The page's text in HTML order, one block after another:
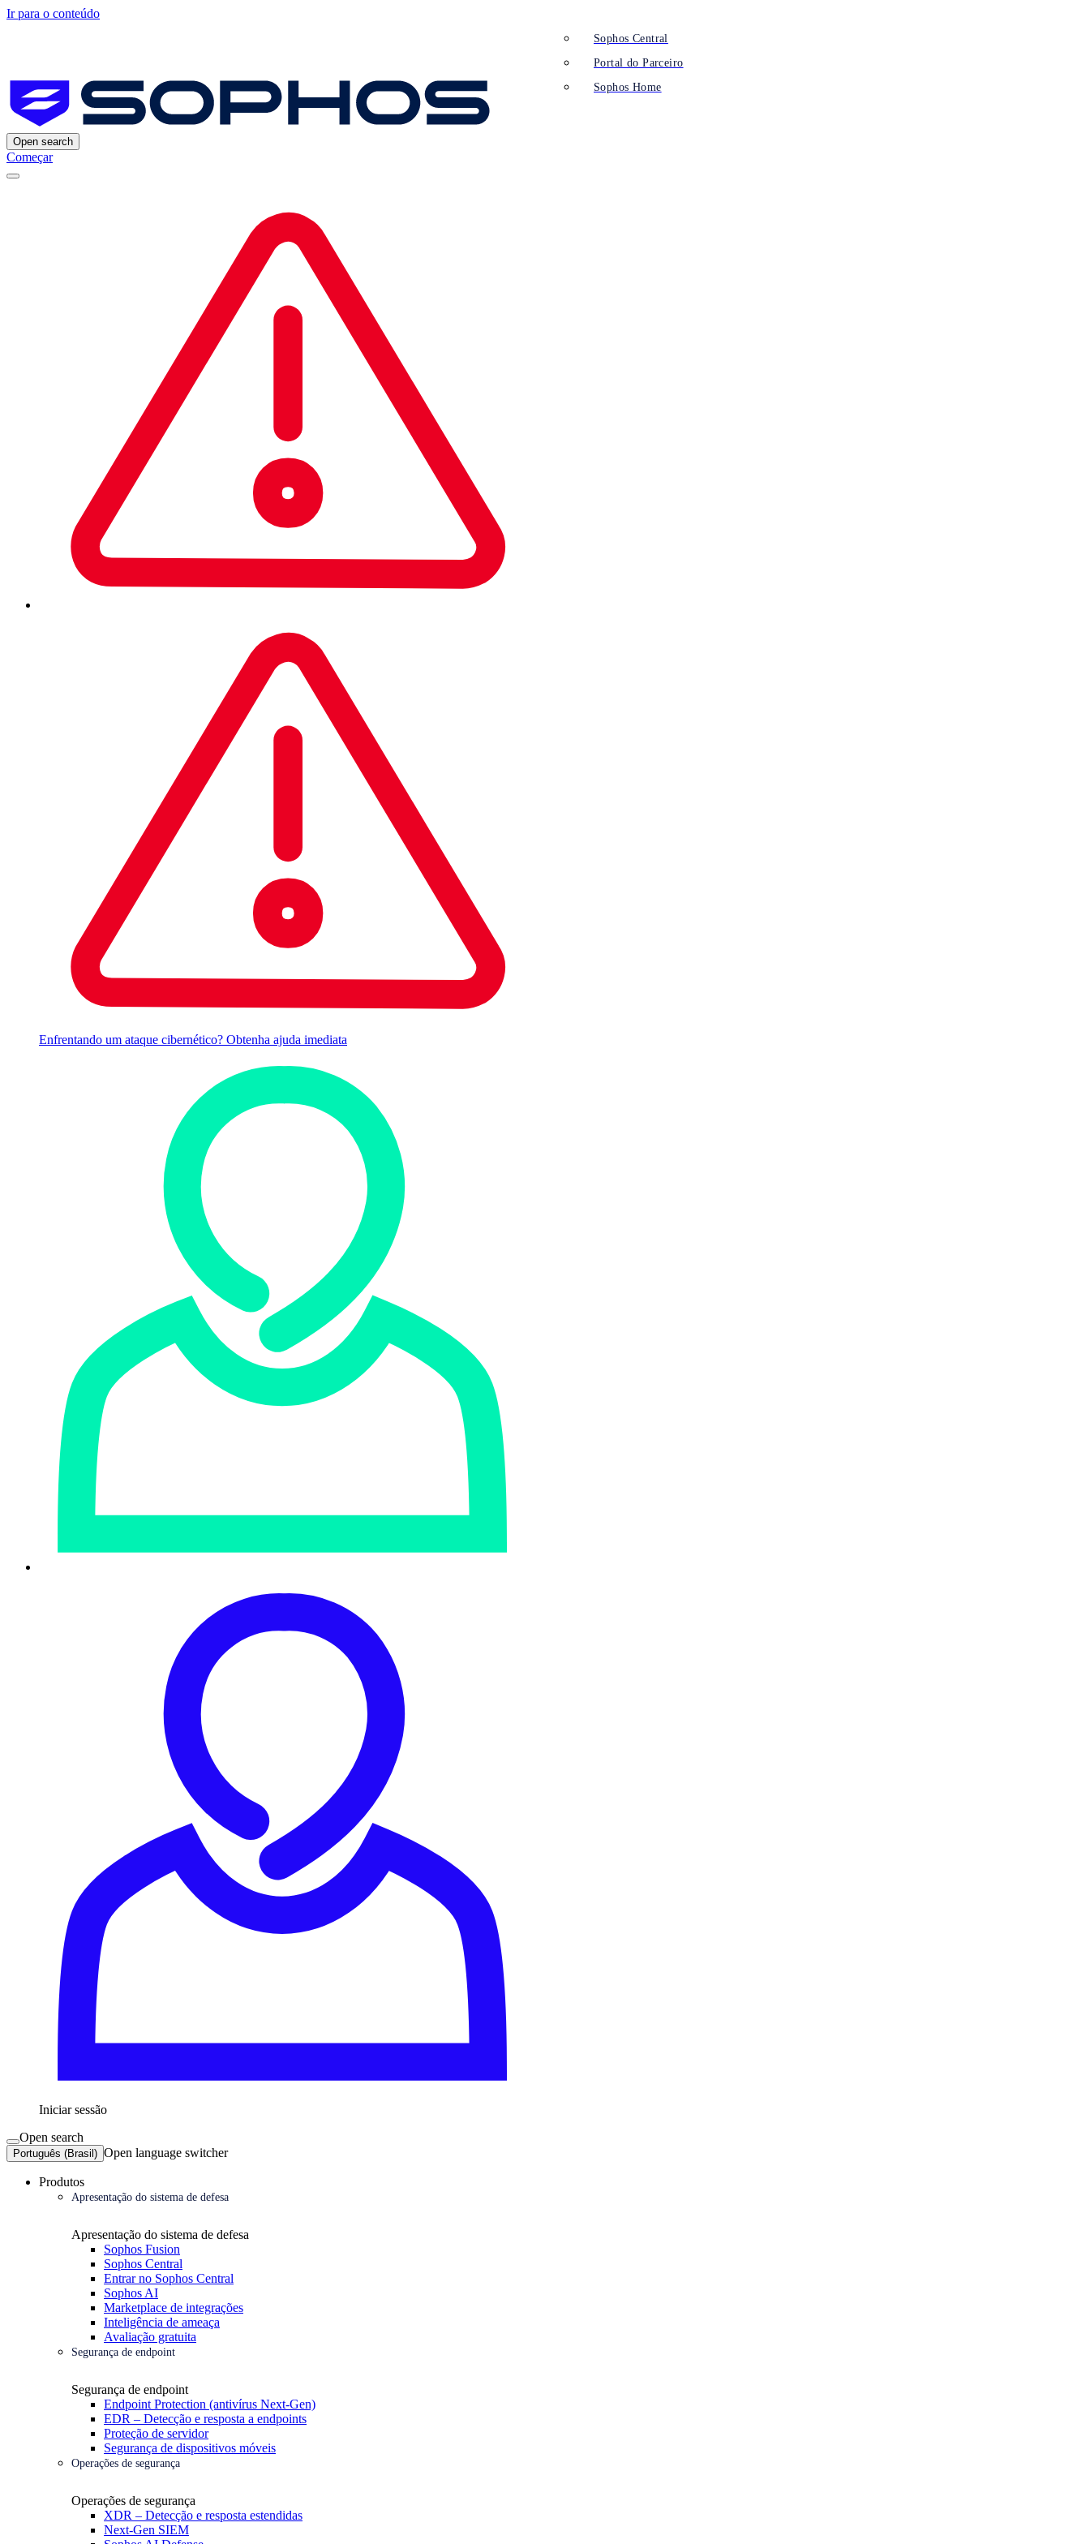
Ir para o conteúdo
Open search
Começar
Enfrentando um ataque cibernético? Obtenha ajuda imediata
Iniciar sessão
Sophos Central
Portal do Parceiro
Sophos Home
Open search
Português (Brasil) Open language switcher
Produtos
Apresentação do sistema de defesa
Apresentação do sistema de defesa
Sophos Fusion
Sophos Central
Entrar no Sophos Central
Sophos AI
Marketplace de integrações
Inteligência de ameaça
Avaliação gratuita
Segurança de endpoint
Segurança de endpoint
Endpoint Protection (antivírus Next-Gen)
EDR – Detecção e resposta a endpoints
Proteção de servidor
Segurança de dispositivos móveis
Operações de segurança
Operações de segurança
XDR – Detecção e resposta estendidas
Next-Gen SIEM